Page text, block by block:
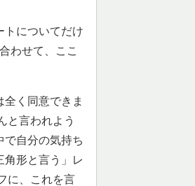
トについてだけ
わせて、ここ
く同意できま
と言われよう
で自分の気持ち
角形と言う」レ
に、これを言